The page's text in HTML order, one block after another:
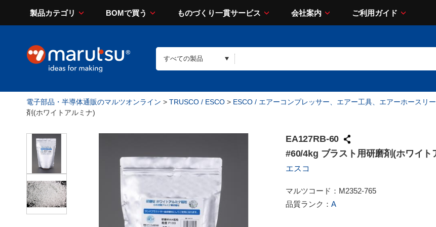
製品カテゴリ BOMで買う ものづくり一貫サービス 会社案内 ご利用ガイド
電子部品・半導体通販のマルツオンライン > TRUSCO / ESCO > ESCO / エアーコンプレッサー、エアー工具、エアーホースリ
剤(ホワイトアルミナ)
EA127RB-60
#60/4kg ブラスト用研磨剤(ホワイト
エスコ
マルツコード： M2352-765
品質ランク： A